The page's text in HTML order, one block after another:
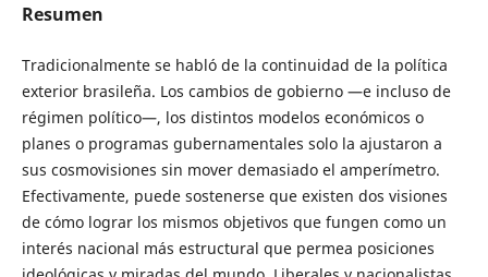
Resumen
Tradicionalmente se habló de la continuidad de la política
exterior brasileña. Los cambios de gobierno —e incluso de
régimen político—, los distintos modelos económicos o
planes o programas gubernamentales solo la ajustaron a
sus cosmovisiones sin mover demasiado el amperímetro.
Efectivamente, puede sostenerse que existen dos visiones
de cómo lograr los mismos objetivos que fungen como un
interés nacional más estructural que permea posiciones